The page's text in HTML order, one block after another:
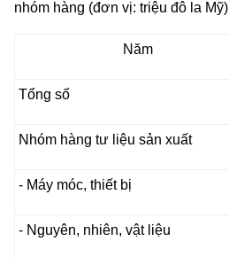
nhóm hàng (đơn vị: triệu đô la Mỹ)
Năm
Tổng số
Nhóm hàng tư liệu sản xuất
- Máy móc, thiết bị
- Nguyên, nhiên, vật liệu